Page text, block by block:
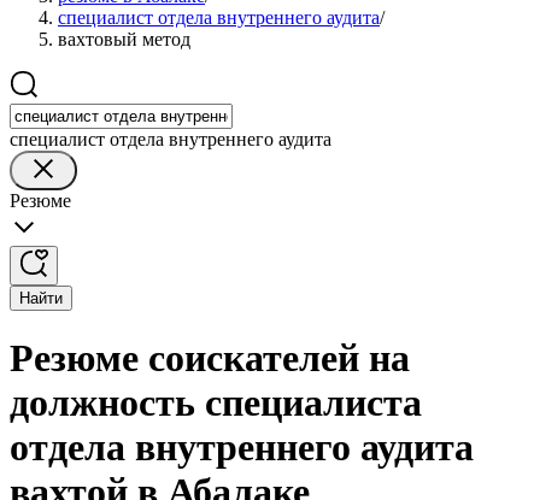
специалист отдела внутреннего аудита/
вахтовый метод
специалист отдела внутреннего аудита
Резюме
Найти
Резюме соискателей на
должность специалиста
отдела внутреннего аудита